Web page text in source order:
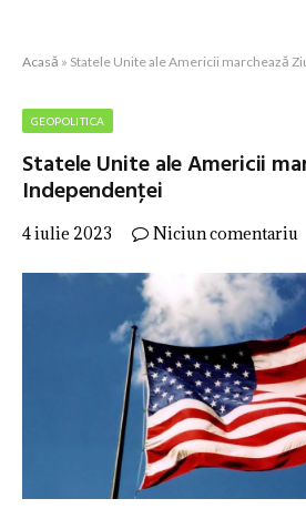
Acasă » Statele Unite ale Americii marchează
GEOPOLITICA
Statele Unite ale Americii
Independenţei
4 iulie 2023 Niciun comentariu